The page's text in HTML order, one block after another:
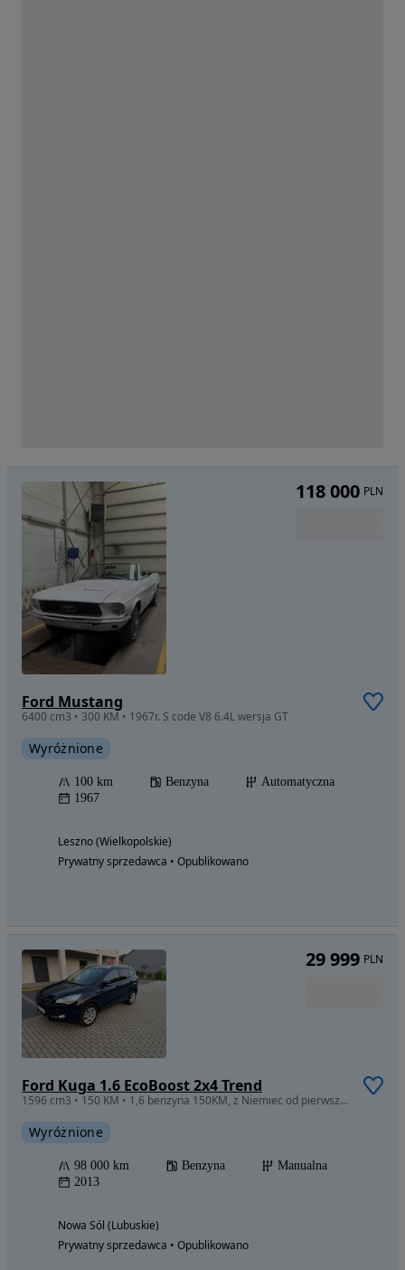
Ford Mustang
6400 cm3 • 300 KM • 1967r. S code V8 6.4L wersja GT
Wyróżnione
100 km Benzyna
Automatyczna
1967
Leszno (Wielkopolskie)
Prywatny sprzedawca • Opublikowano
118 000 PLN
Ford Kuga 1.6 EcoBoost 2x4 Trend
1596 cm3 • 150 KM • 1,6 benzyna 150KM, z Niemiec od pierwszego właściciela.
Wyróżnione
98 000 km Benzyna
Manualna
2013
Nowa Sól (Lubuskie)
Prywatny sprzedawca • Opublikowano
29 999 PLN